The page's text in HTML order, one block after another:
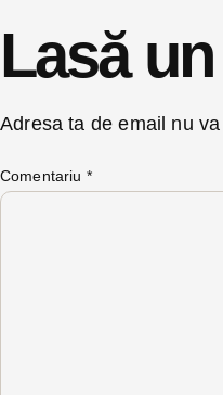
Lasă
Adresa ta de email nu
Comentariu *